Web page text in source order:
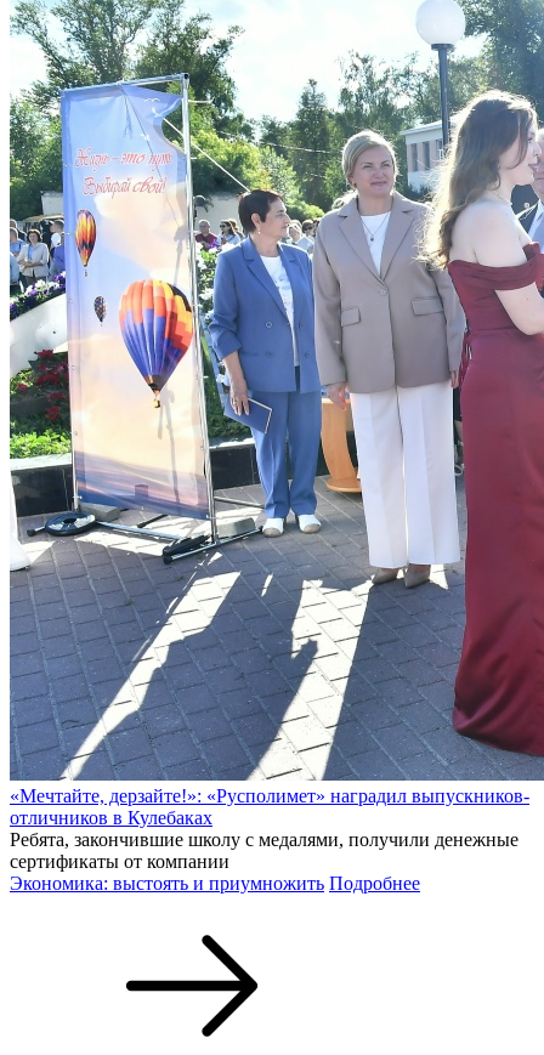
«Мечтайте, дерзайте!»: «Русполимет» наградил выпускников-
отличников в Кулебаках
Ребята, закончившие школу с медалями, получили денежные
сертификаты от компании
Экономика: выстоять и приумножить Подробнее